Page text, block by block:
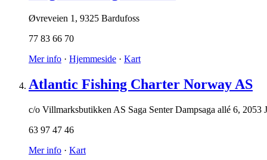
Øvreveien 1 , 9325 Bardufoss
77 83 66 70
Mer info · Hjemmeside · Kart
Atlantic Fishing Charter Norway AS
c/o Villmarksbutikken AS Saga Senter Dampsaga allé 6, 2053
63 97 47 46
Mer info · Kart